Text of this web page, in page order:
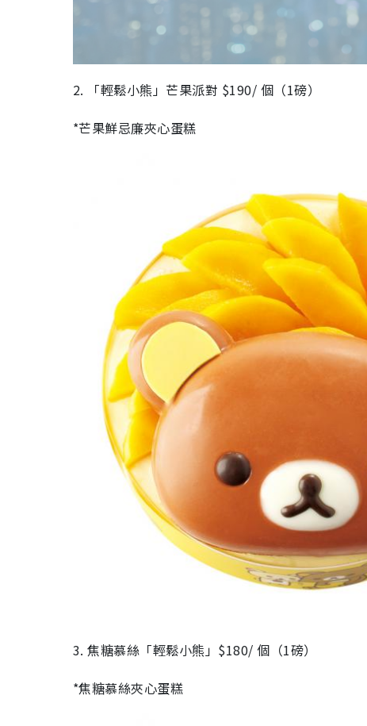
2. 「輕鬆小熊」芒果派對 $190/ 個（1磅）
*芒果鮮忌廉夾心蛋糕
3. 焦糖慕絲「輕鬆小熊」$180/ 個（1磅）
*焦糖慕絲夾心蛋糕